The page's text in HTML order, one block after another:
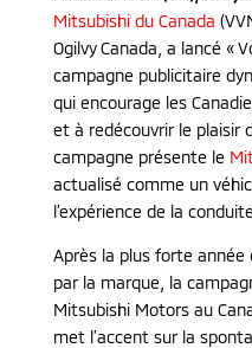
Mitsubishi du Canada
Ogilvy Canada, a lancé «
campagne publicitaire
qui encourage les
et à redécouvrir le plaisir
campagne présente le
actualisé comme un
l’expérience de la conduite.
Après la plus forte
par la marque, la
Mitsubishi Motors au
met l’accent sur la